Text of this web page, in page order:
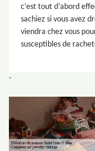
c’est tout d’abord
sachiez si vous avez
viendra chez vous
susceptibles de
-